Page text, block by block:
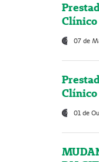
Clínico
07 de
Clínico
01 de